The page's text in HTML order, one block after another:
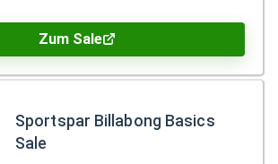
Zum Sale
Sportspar Billabong Basics
Sale